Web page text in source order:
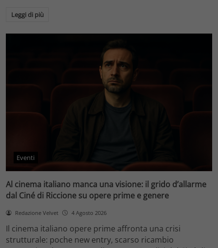
Leggi di più
Eventi
Al cinema italiano manca una visione: il grido d’allarme
dal Ciné di Riccione su opere prime e genere
Redazione Velvet 4 Agosto 2026
Il cinema italiano opere prime affronta una crisi
strutturale: poche new entry, scarso ricambio